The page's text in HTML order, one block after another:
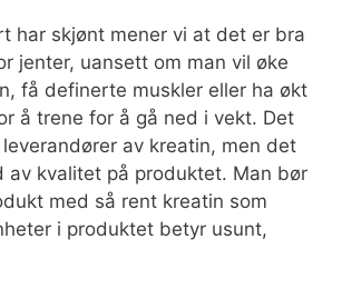
har skjønt mener vi at det er bra
jenter, uansett om man vil øke
få definerte muskler eller ha økt
å trene for å gå ned i vekt. Det
av kreatin, men det
av kvalitet på produktet. Man bør
med så rent kreatin som
i produktet betyr usunt,